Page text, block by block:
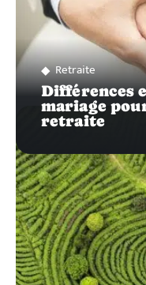
Retraite
Différences
mariage
retraite